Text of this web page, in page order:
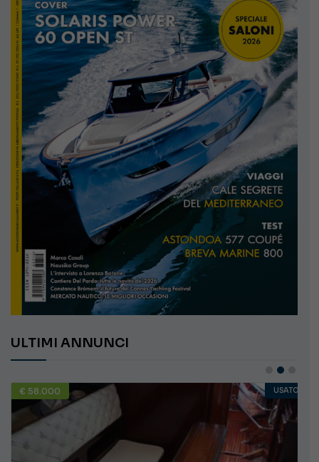
ULTIMI ANNUNCI
€ 58.000 USATO